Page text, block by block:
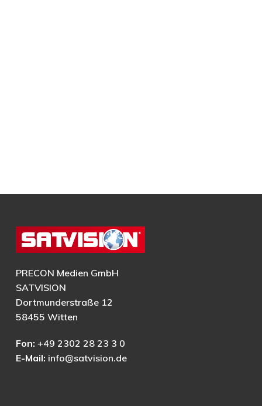
PRECON Medien GmbH
SATVISION
Dortmunderstraße 12
58455 Witten
Fon: +49 2302 28 23 3 0
E-Mail: info@satvision.de